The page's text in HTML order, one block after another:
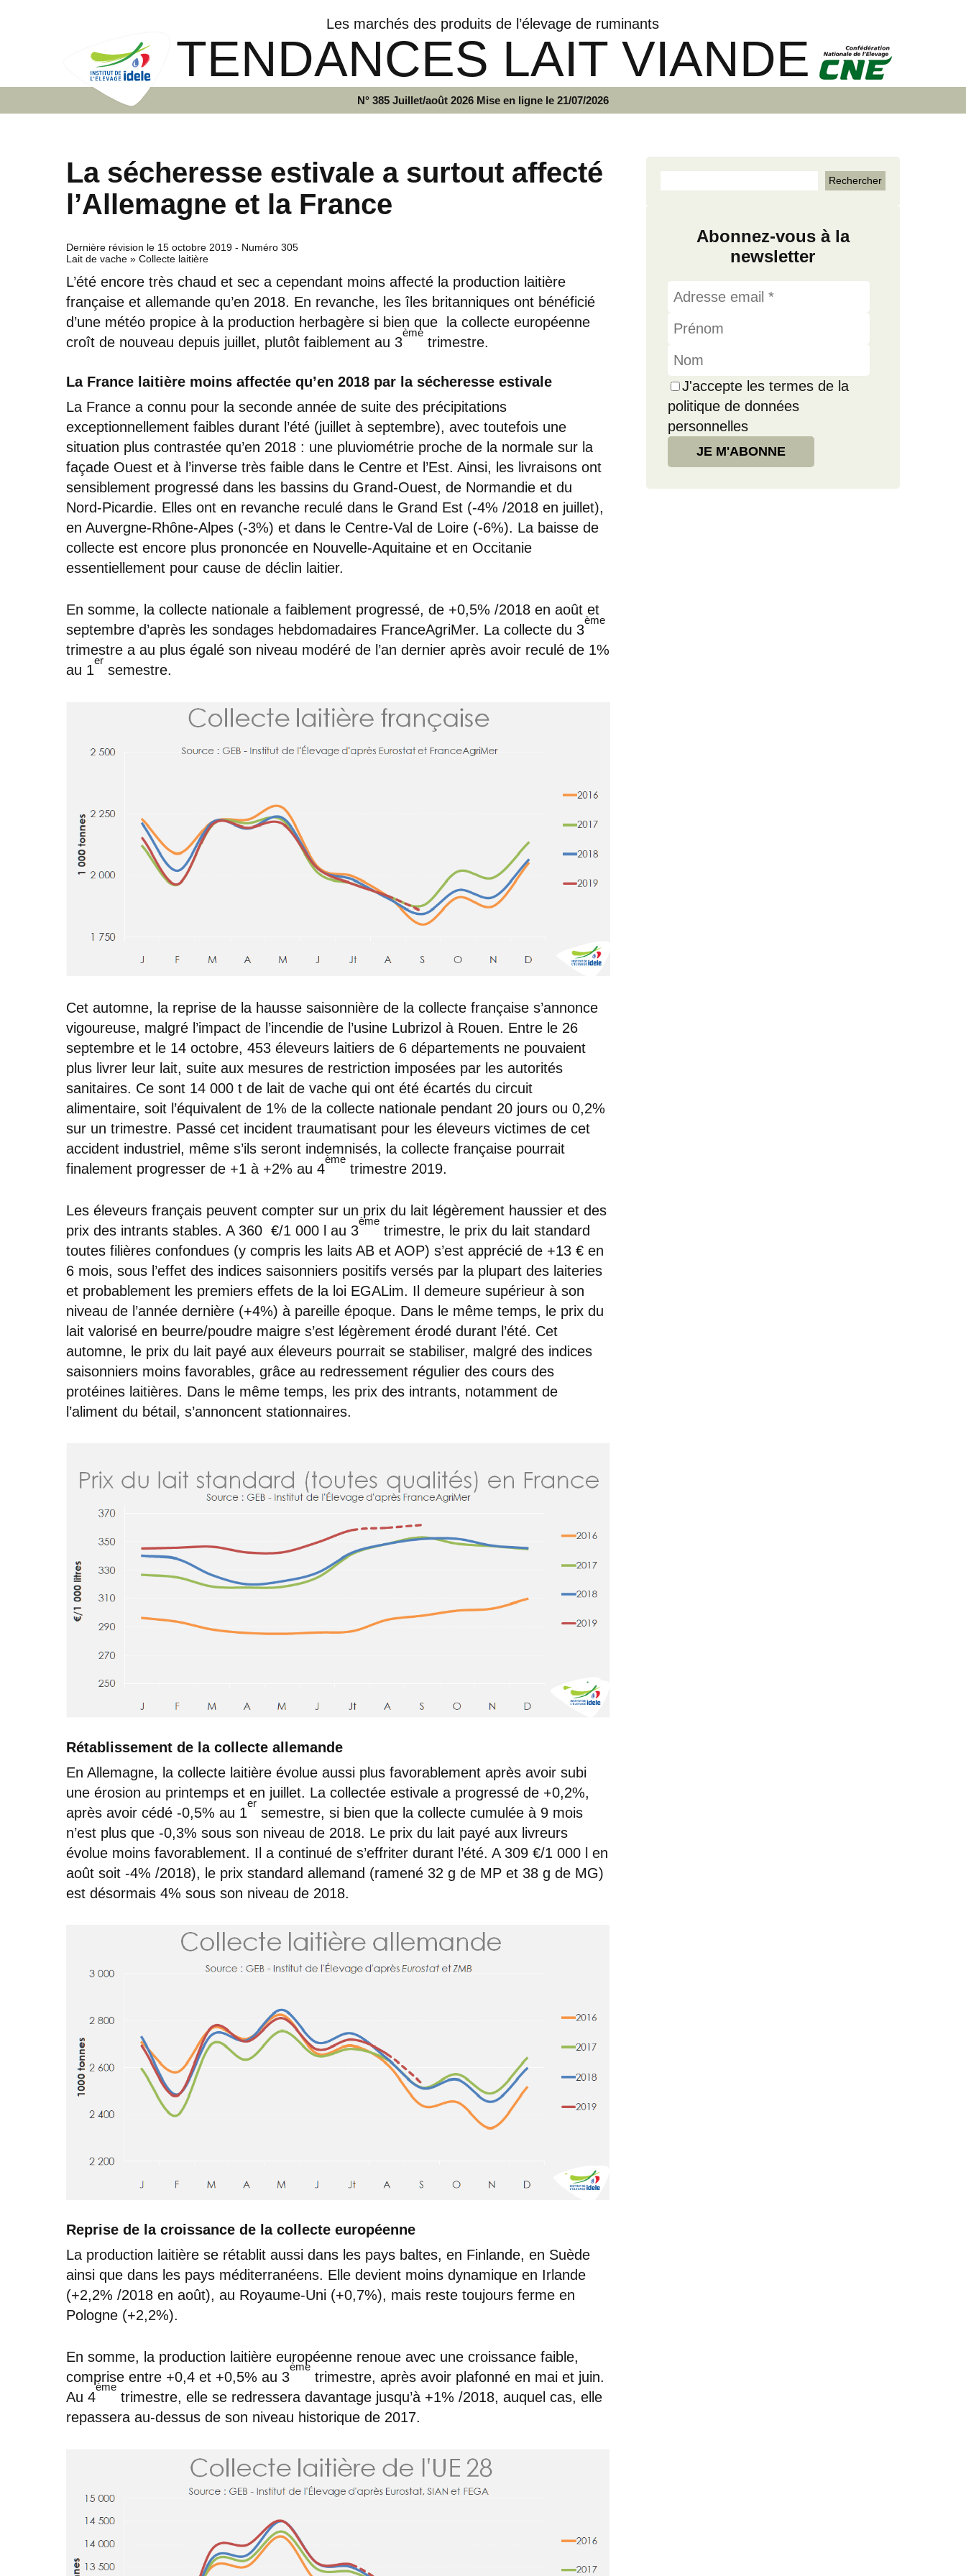
Les marchés des produits de l’élevage de ruminants
TENDANCES LAIT VIANDE
N° 385 Juillet/août 2026 Mise en ligne le 21/07/2026
La sécheresse estivale a surtout affecté
l’Allemagne et la France
Dernière révision le 15 octobre 2019 - Numéro 305
Lait de vache » Collecte laitière
L’été encore très chaud et sec a cependant moins affecté la production laitière
française et allemande qu’en 2018. En revanche, les îles britanniques ont bénéficié
d’une météo propice à la production herbagère si bien que la collecte européenne
croît de nouveau depuis juillet, plutôt faiblement au 3
ème
trimestre.
La France laitière moins affectée qu’en 2018 par la sécheresse estivale
La France a connu pour la seconde année de suite des précipitations
exceptionnellement faibles durant l’été (juillet à septembre), avec toutefois une
situation plus contrastée qu’en 2018 : une pluviométrie proche de la normale sur la
façade Ouest et à l’inverse très faible dans le Centre et l’Est. Ainsi, les livraisons ont
sensiblement progressé dans les bassins du Grand-Ouest, de Normandie et du
Nord-Picardie. Elles ont en revanche reculé dans le Grand Est (-4% /2018 en juillet),
en Auvergne-Rhône-Alpes (-3%) et dans le Centre-Val de Loire (-6%). La baisse de
collecte est encore plus prononcée en Nouvelle-Aquitaine et en Occitanie
essentiellement pour cause de déclin laitier.
En somme, la collecte nationale a faiblement progressé, de +0,5% /2018 en août et
septembre d’après les sondages hebdomadaires FranceAgriMer. La collecte du 3
ème
trimestre a au plus égalé son niveau modéré de l’an dernier après avoir reculé de 1%
au 1
er
semestre.
Cet automne, la reprise de la hausse saisonnière de la collecte française s’annonce
vigoureuse, malgré l’impact de l’incendie de l’usine Lubrizol à Rouen. Entre le 26
septembre et le 14 octobre, 453 éleveurs laitiers de 6 départements ne pouvaient
plus livrer leur lait, suite aux mesures de restriction imposées par les autorités
sanitaires. Ce sont 14 000 t de lait de vache qui ont été écartés du circuit
alimentaire, soit l’équivalent de 1% de la collecte nationale pendant 20 jours ou 0,2%
sur un trimestre. Passé cet incident traumatisant pour les éleveurs victimes de cet
accident industriel, même s’ils seront indemnisés, la collecte française pourrait
finalement progresser de +1 à +2% au 4
ème
trimestre 2019.
Les éleveurs français peuvent compter sur un prix du lait légèrement haussier et des
prix des intrants stables. A 360 €/1 000 l au 3
ème
trimestre, le prix du lait standard
toutes filières confondues (y compris les laits AB et AOP) s’est apprécié de +13 € en
6 mois, sous l’effet des indices saisonniers positifs versés par la plupart des laiteries
et probablement les premiers effets de la loi EGALim. Il demeure supérieur à son
niveau de l’année dernière (+4%) à pareille époque. Dans le même temps, le prix du
lait valorisé en beurre/poudre maigre s’est légèrement érodé durant l’été. Cet
automne, le prix du lait payé aux éleveurs pourrait se stabiliser, malgré des indices
saisonniers moins favorables, grâce au redressement régulier des cours des
protéines laitières. Dans le même temps, les prix des intrants, notamment de
l’aliment du bétail, s’annoncent stationnaires.
Rétablissement de la collecte allemande
En Allemagne, la collecte laitière évolue aussi plus favorablement après avoir subi
une érosion au printemps et en juillet. La collectée estivale a progressé de +0,2%,
après avoir cédé -0,5% au 1
er
semestre, si bien que la collecte cumulée à 9 mois
n’est plus que -0,3% sous son niveau de 2018. Le prix du lait payé aux livreurs
évolue moins favorablement. Il a continué de s’effriter durant l’été. A 309 €/1 000 l en
août soit -4% /2018), le prix standard allemand (ramené 32 g de MP et 38 g de MG)
est désormais 4% sous son niveau de 2018.
Reprise de la croissance de la collecte européenne
La production laitière se rétablit aussi dans les pays baltes, en Finlande, en Suède
ainsi que dans les pays méditerranéens. Elle devient moins dynamique en Irlande
(+2,2% /2018 en août), au Royaume-Uni (+0,7%), mais reste toujours ferme en
Pologne (+2,2%).
En somme, la production laitière européenne renoue avec une croissance faible,
comprise entre +0,4 et +0,5% au 3
ème
trimestre, après avoir plafonné en mai et juin.
Au 4
ème
trimestre, elle se redressera davantage jusqu’à +1% /2018, auquel cas, elle
repassera au-dessus de son niveau historique de 2017.
Abonnez-vous à la
newsletter
J'accepte les termes de la
politique de données
personnelles